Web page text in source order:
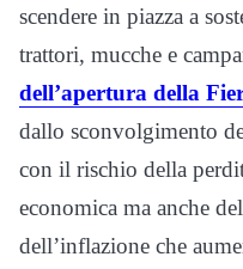
scendere in piazza a
trattori, mucche e
dell’apertura della
dallo sconvolgimento
con il rischio della
economica ma anche
dell’inflazione che